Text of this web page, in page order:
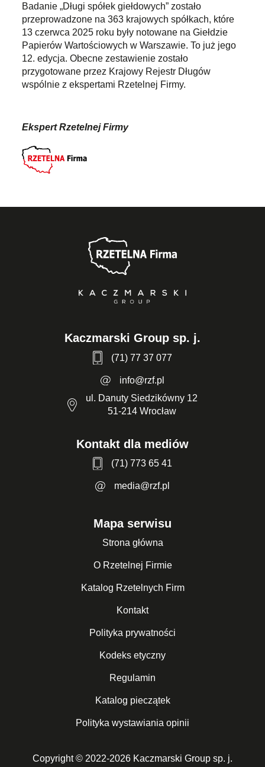
Badanie „Długi spółek giełdowych” zostało
przeprowadzone na 363 krajowych spółkach, które
13 czerwca 2025 roku były notowane na Giełdzie
Papierów Wartościowych w Warszawie. To już jego
12. edycja. Obecne zestawienie zostało
przygotowane przez Krajowy Rejestr Długów
wspólnie z ekspertami Rzetelnej Firmy.
Ekspert Rzetelnej Firmy
Kaczmarski Group sp. j.
(71) 77 37 077
info@rzf.pl
ul. Danuty Siedzikówny 12
51-214 Wrocław
Kontakt dla mediów
(71) 773 65 41
media@rzf.pl
Mapa serwisu
Strona główna
O Rzetelnej Firmie
Katalog Rzetelnych Firm
Kontakt
Polityka prywatności
Kodeks etyczny
Regulamin
Katalog pieczątek
Polityka wystawiania opinii
Copyright © 2022-2026 Kaczmarski Group sp. j.